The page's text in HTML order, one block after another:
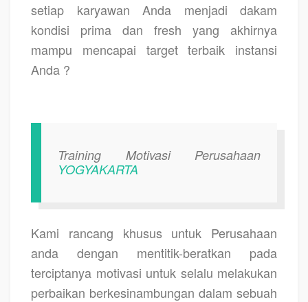
setiap karyawan Anda menjadi dakam
kondisi prima dan fresh yang akhirnya
mampu mencapai target terbaik instansi
Anda ?
Training Motivasi Perusahaan
YOGYAKARTA
Kami rancang khusus untuk Perusahaan
anda dengan mentitik-beratkan pada
terciptanya motivasi untuk selalu melakukan
perbaikan berkesinambungan dalam sebuah